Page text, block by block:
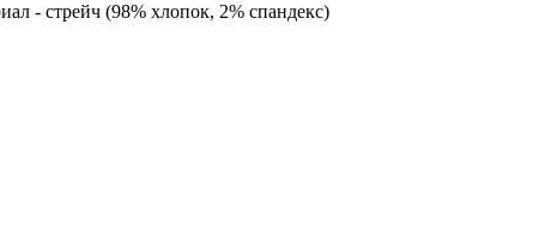
- стрейч (98% хлопок, 2% спандекс)